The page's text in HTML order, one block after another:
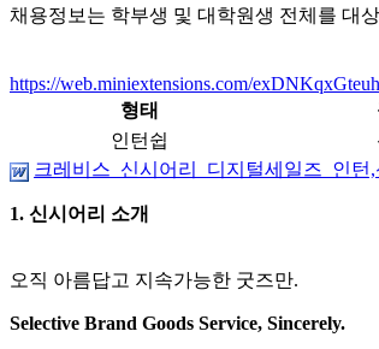
채용정보는 학부생 및 대학원생 전체를 대
https://web.miniextensions.com/
형태
인턴쉽
크레비스_신시어리_디지털세일즈_인턴,
1. 신시어리 소개
오직 아름답고 지속가능한 굿즈만.
Selective Brand Goods Service, Sincerely.